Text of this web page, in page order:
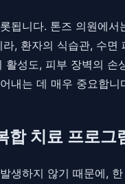
됩니다. 톤즈 의원에서
, 환자의 식습관, 수
활성도, 피부 장벽의
내는 데 매우 중요합니
합 치료 프로그
생하지 않기 때문에,